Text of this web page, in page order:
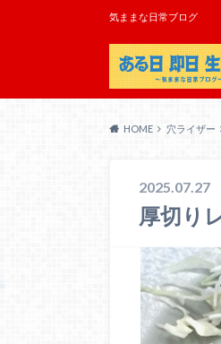
気ままな日常ブログ
HOME 穴ライザー
2025.07.27
厚切り